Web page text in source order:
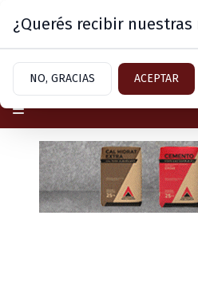
Domingo 9 de
¿Querés recibir
NO, GRACIAS ACEPTAR